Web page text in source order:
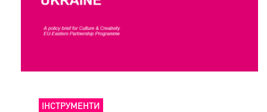
ІНСТРУМЕНТИ